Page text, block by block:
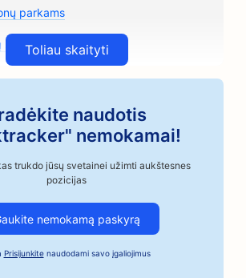
parkams
salonams
įmonėms
kavos skrudintojams
dalių parduotuvėms
remonto parduotuvėms
kėbulų parduotuvėms
pramonės įmonėms
Toliau skaityti
naudotis
nemokamai!
trukdo jūsų svetainei užimti aukštesnes
pozicijas
nemokamą paskyrą
Prisijunkitenaudodami savo įgaliojimus